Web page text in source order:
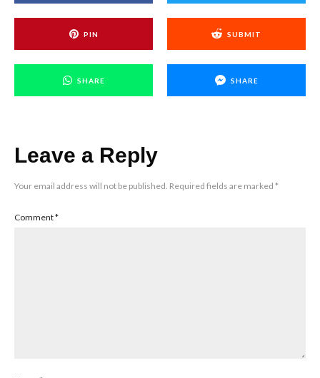
PIN SUBMIT
SHARE SHARE
Leave a Reply
Your email address will not be published. Required fields are marked *
Comment*